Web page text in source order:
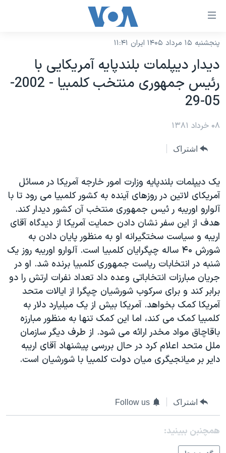
لینکهای
دسترسی
جهش
محتوای
اصلی
به
صفحه
به
جستجو
نسخه سبک وب‌سایت
موضوع ها
آمریکا
جهان
گزیده‌ها
ویژه برنامه‌ها
ویدیوها
فرهنگ و زندگی
حقوق شهروندی
اقتصادی
علم و فناوری
اسرائیل در جنگ
گالری عکس
آرشیو پخش زنده
برنامه های تلویزیونی
جدول برنامه ها
صفحه‌های ویژه
عملیات خشم حماسی
۲۵۰سالگی آمریکا
بایگانی برنامه‌های تلویزیونی
مستندها
انتخابات ریاست جمهوری آمریکا ۲۰۲۴
حمله جمهوری اسلامی به اسرائیل
رمز مهسا
ورزش زنان در ایران
اعتراضات زن، زندگی، آزادی
مجموعه مستندهای دادخواهی
تریبونال مردمی آبان ۹۸
چهل سال گروگان‌گیری
قانون شفافیت دارائی کادر رهبری ایران
اعتراضات مردمی آبان ۹۸
پخش رادیویی
یادگیری زبان انگلیسی
دنبال کنید
زبانهای مختلف
پنجشنبه ۱۵ مرداد ۱۴۰۵ ایران ۱۱:۴۱
ديدار ديپلمات بلندپايه آمريکايی با
رئيس جمهوری منتخب کلمبيا - 2002-
05-29
۰۸ خرداد ۱۳۸۱
اشتراک
يک ديپلمات بلندپايه وزارت امور خارجه آمريکا در مسائل
آمريکای لاتين در روزهای آينده به کشور کلمبيا می رود تا با
آلوارو اوريبه ر ئيس جمهوری منتخب آن کشور ديدار کند.
هدف از اين سفر نشان دادن حمايت آمريکا از ديدگاه آقای
اريبه و سياست سختگيرانه او به منظور پايان دادن به
شورش ۴۰ ساله چپگرايان کلمبيا است. آلوارو اوريبه روز يک
شنبه در انتخابات رياست جمهوری کلمبيا برنده شد. او در
جريان مبارزات انتخاباتی وعده داد تعداد نفرات ارتش را دو
برابر کند و برای سرکوب شورشيان چپگرا از ايالات متحد
آمريکا کمک بخواهد. آمريکا بيش از يک ميليارد دلار به
کلمبيا کمک می کند، اما اين کمک تنها به منظور مبارزه
باقاچاق مواد مخدر ارائه می شود. از طرف ديگر سازمان
ملل متحد اعلام کرد در حال بررسی پيشنهاد آقای اريبه
داير بر ميانجيگری ميان دولت کلمبيا با شورشيان است.
اشتراک Follow us
همچنبن ببینید: